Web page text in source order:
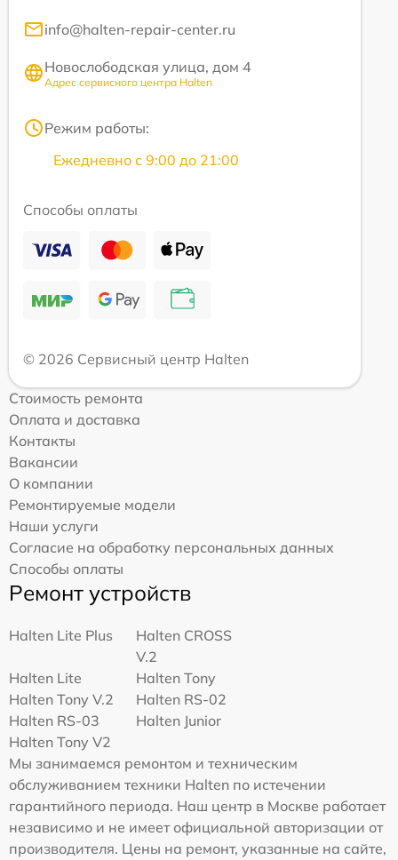
info@halten-repair-center.ru
Новослободская улица, дом 4
Адрес сервисного центра Halten
Режим работы:
Ежедневно с 9:00 до 21:00
Способы оплаты
© 2026 Сервисный центр Halten
Стоимость ремонта
Оплата и доставка
Контакты
Вакансии
О компании
Ремонтируемые модели
Наши услуги
Согласие на обработку персональных данных
Способы оплаты
Ремонт устройств
Halten Lite Plus
Halten CROSS
V.2
Halten Lite
Halten Tony
Halten Tony V.2
Halten RS-02
Halten RS-03
Halten Junior
Halten Tony V2
Мы занимаемся ремонтом и техническим
обслуживанием техники Halten по истечении
гарантийного периода. Наш центр в Москве работает
независимо и не имеет официальной авторизации от
производителя. Цены на ремонт, указанные на сайте,